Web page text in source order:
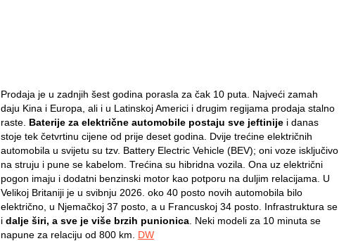
Prodaja je u zadnjih šest godina porasla za čak 10 puta. Najveći zamah
daju Kina i Europa, ali i u Latinskoj Americi i drugim regijama prodaja stalno
raste. Baterije za električne automobile postaju sve jeftinije i danas
stoje tek četvrtinu cijene od prije deset godina. Dvije trećine električnih
automobila u svijetu su tzv. Battery Electric Vehicle (BEV); oni voze isključivo
na struju i pune se kabelom. Trećina su hibridna vozila. Ona uz električni
pogon imaju i dodatni benzinski motor kao potporu na duljim relacijama. U
Velikoj Britaniji je u svibnju 2026. oko 40 posto novih automobila bilo
električno, u Njemačkoj 37 posto, a u Francuskoj 34 posto. Infrastruktura se
i dalje širi, a sve je više brzih punionica . Neki modeli za 10 minuta se
napune za relaciju od 800 km. DW